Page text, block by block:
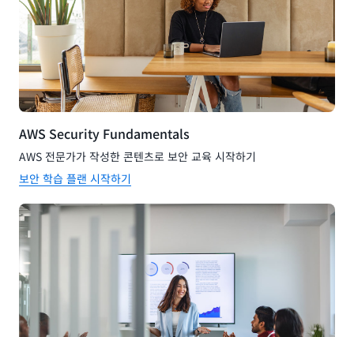
AWS Security Fundamentals
AWS 전문가가 작성한 콘텐츠로 보안 교육 시작하기
보안 학습 플랜 시작하기